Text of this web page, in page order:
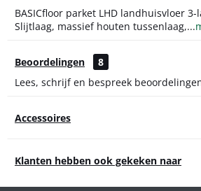
BASICfloor parket LHD landhuisvloer 3-
Slijtlaag, massief houten tussenlaag,...
Beoordelingen
8
Lees, schrijf en bespreek
Accessoires
Klanten hebben ook gekeken naar